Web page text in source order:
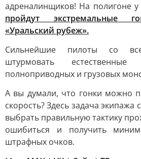
адреналинщиков! На полигоне
пройдут экстремальные
«Уральский рубеж».
Сильнейшие пилоты со
штурмовать
полноприводных и грузовых
А вы думали, что гонки можно
скорость? Здесь задача экипажа
выбрать правильную тактику
ошибиться и получить
штрафных очков.